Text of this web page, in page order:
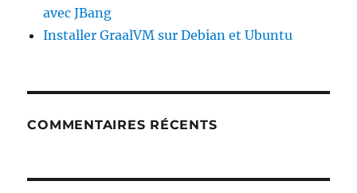
avec JBang
Installer GraalVM sur Debian et Ubuntu
COMMENTAIRES RÉCENTS